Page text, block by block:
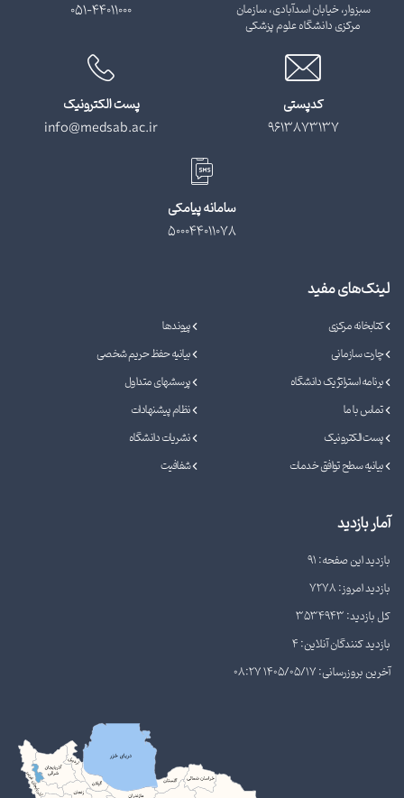
سبزوار، خیابان اسدآبادی، سازمان
مرکزی دانشگاه علوم پزشکی
051-44011000
کدپستی
9613873137
پست الکترونیک
info@medsab.ac.ir
سامانه پیامکی
500044011078
لینک‌های مفید
کتابخانه مرکزی
پیوندها
چارت سازمانی
بیانیه حفظ حریم شخصی
برنامه استراتژیک دانشگاه
پرسشهای متداول
تماس با ما
نظام پیشنهادات
پست الکترونیک
نشریات دانشگاه
بیانیه سطح توافق خدمات
شفافیت
آمار بازدید
بازدید این صفحه: 91
بازدید امروز: 7278
کل بازدید: 3534943
بازدید کنندگان آنلاین: 4
آخرین بروزرسانی: 1405/05/17 08:27